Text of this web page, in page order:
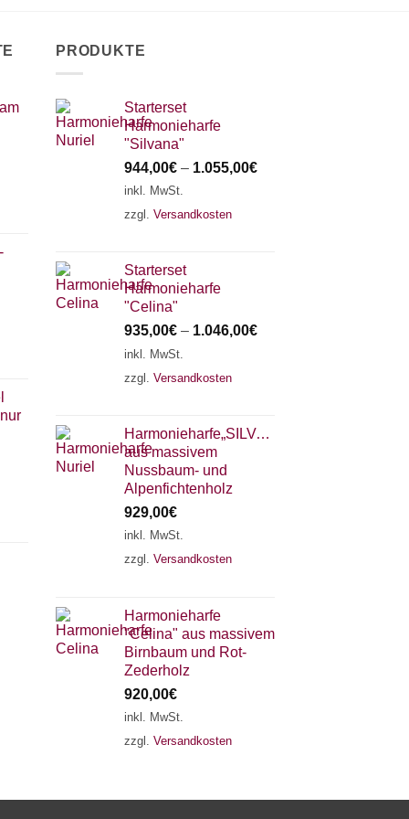
PRODUKTE
Starterset
Harmonieharfe
"Silvana"
944,00€ – 1.055,00€
inkl. MwSt.
zzgl. Versandkosten
Starterset
Harmonieharfe
"Celina"
935,00€ – 1.046,00€
inkl. MwSt.
zzgl. Versandkosten
Harmonieharfe„SILVANA"
aus massivem
Nussbaum- und
Alpenfichtenholz
929,00€
inkl. MwSt.
zzgl. Versandkosten
Harmonieharfe
"Celina" aus massivem
Birnbaum und Rot-
Zederholz
920,00€
inkl. MwSt.
zzgl. Versandkosten
18 SAITEN 21 SAITEN 25 SAITEN
AKKORDZITHER